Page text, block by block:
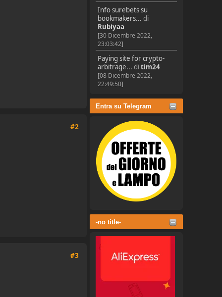
Info surebets su
bookmakers... di
Rubiyaa
[30 Dicembre 2022,
23:03:42]
Paying site for crypto-
arbitrage... ditim24
[08 Dicembre 2022,
22:49:50]
Entra su Telegram
-no title-
#2
#3